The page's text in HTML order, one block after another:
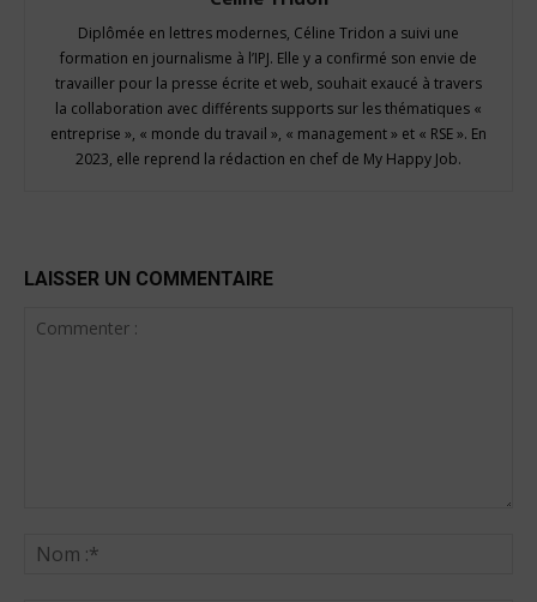
Diplômée en lettres modernes, Céline Tridon a suivi une
formation en journalisme à l’IPJ. Elle y a confirmé son envie de
travailler pour la presse écrite et web, souhait exaucé à travers
la collaboration avec différents supports sur les thématiques «
entreprise », « monde du travail », « management » et « RSE ». En
2023, elle reprend la rédaction en chef de My Happy Job.
LAISSER UN COMMENTAIRE